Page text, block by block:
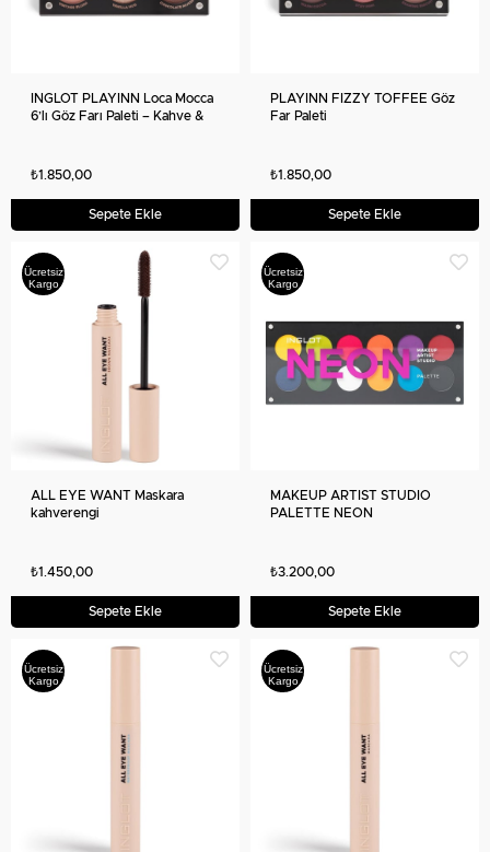
INGLOT PLAYINN Loca Mocca
6’lı Göz Farı Paleti – Kahve &
₺1.850,00
Sepete Ekle
PLAYINN FIZZY TOFFEE Göz
Far Paleti
₺1.850,00
Sepete Ekle
Ücretsiz
Kargo
ALL EYE WANT Maskara
kahverengi
₺1.450,00
Sepete Ekle
Ücretsiz
Kargo
MAKEUP ARTIST STUDIO
PALETTE NEON
₺3.200,00
Sepete Ekle
Ücretsiz
Kargo
Ücretsiz
Kargo